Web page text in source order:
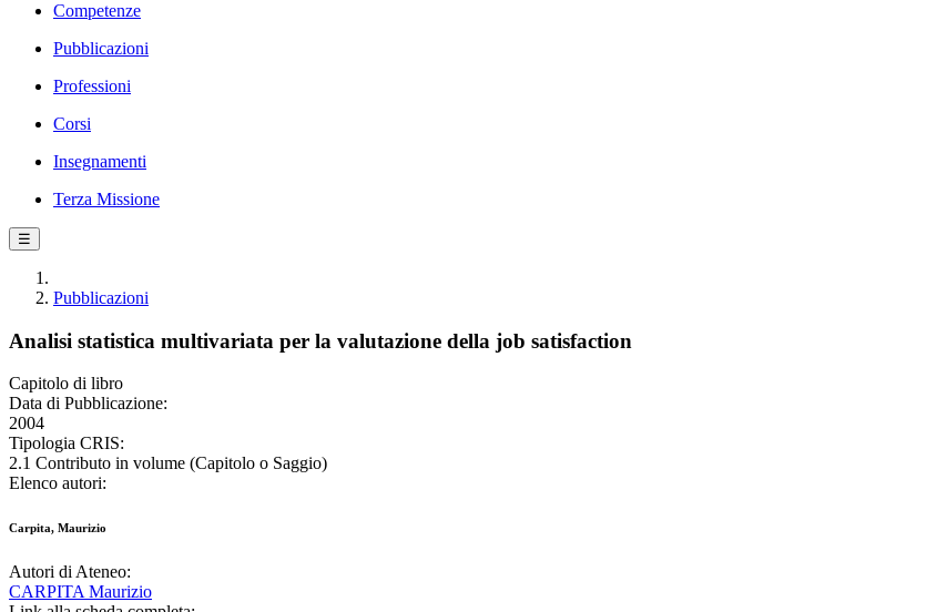
Competenze
Pubblicazioni
Professioni
Corsi
Insegnamenti
Terza Missione
☰
Pubblicazioni
Analisi statistica multivariata per la valutazione della job satisfaction
Capitolo di libro
Data di Pubblicazione:
2004
Tipologia CRIS:
2.1 Contributo in volume (Capitolo o Saggio)
Elenco autori:
Carpita, Maurizio
Autori di Ateneo:
CARPITA Maurizio